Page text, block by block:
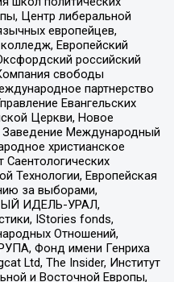
Центр либеральной
европейцев,
Европейский
российский
свободы
партнерство
Евангельских
Церкви, Новое
Международный
христианское
Технологии, Европейская
за выборами,
ИДЕЛЬ-УРАЛ,
IStories fonds,
Отношений,
Фонд имени Генриха
Ltd, The Insider, Институт
и Восточной Европы,